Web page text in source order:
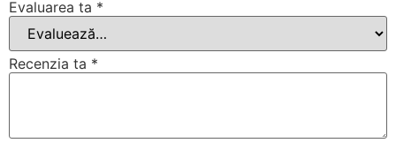
Evaluarea ta *
Recenzia ta *